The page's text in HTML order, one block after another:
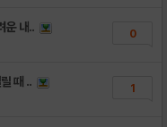
운 내.. 0
때 .. 1